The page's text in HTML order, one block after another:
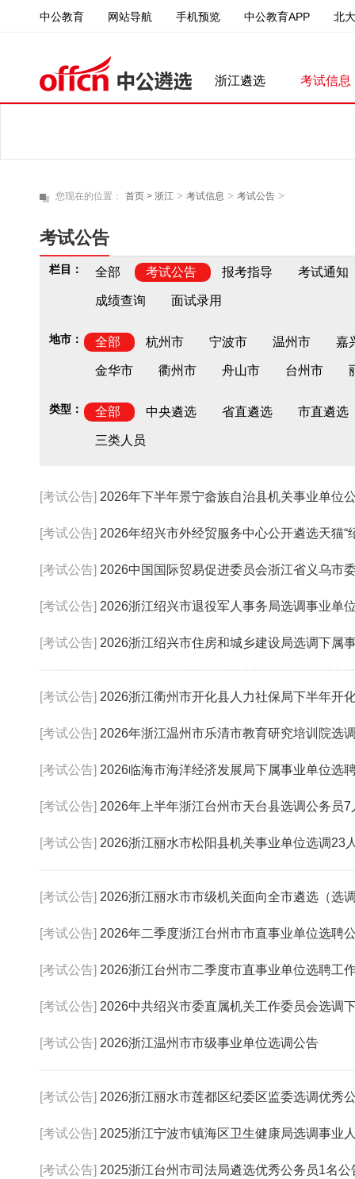
中公教育 网站导航 手机预览 中公教育APP 北
浙江遴选 考试信息
您现在的位置： 首页 > 浙江 > 考试信息 > 考试公告 >
考试公告
栏目： 全部 考试公告 报考指导 考试通知
成绩查询 面试录用
地市： 全部 杭州市 宁波市 温州市 嘉
金华市 衢州市 舟山市 台州市
类型： 全部 中央遴选 省直遴选 市直遴选
三类人员
[考试公告] 2026年下半年景宁畲族自治县机关事业单位公
[考试公告] 2026年绍兴市外经贸服务中心公开遴选天猫“绍
[考试公告] 2026中国国际贸易促进委员会浙江省义乌市委员会
[考试公告] 2026浙江绍兴市退役军人事务局选调事业单
[考试公告] 2026浙江绍兴市住房和城乡建设局选调下属事
[考试公告] 2026浙江衢州市开化县人力社保局下半年开化县机
[考试公告] 2026年浙江温州市乐清市教育研究培训院选
[考试公告] 2026临海市海洋经济发展局下属事业单位选
[考试公告] 2026年上半年浙江台州市天台县选调公务员7
[考试公告] 2026浙江丽水市松阳县机关事业单位选调23
[考试公告] 2026浙江丽水市市级机关面向全市遴选（选
[考试公告] 2026年二季度浙江台州市市直事业单位选聘
[考试公告] 2026浙江台州市二季度市直事业单位选聘工
[考试公告] 2026中共绍兴市委直属机关工作委员会选调下属
[考试公告] 2026浙江温州市市级事业单位选调公告
[考试公告] 2026浙江丽水市莲都区纪委区监委选调优秀
[考试公告] 2025浙江宁波市镇海区卫生健康局选调事业
[考试公告] 2025浙江台州市司法局遴选优秀公务员1名公